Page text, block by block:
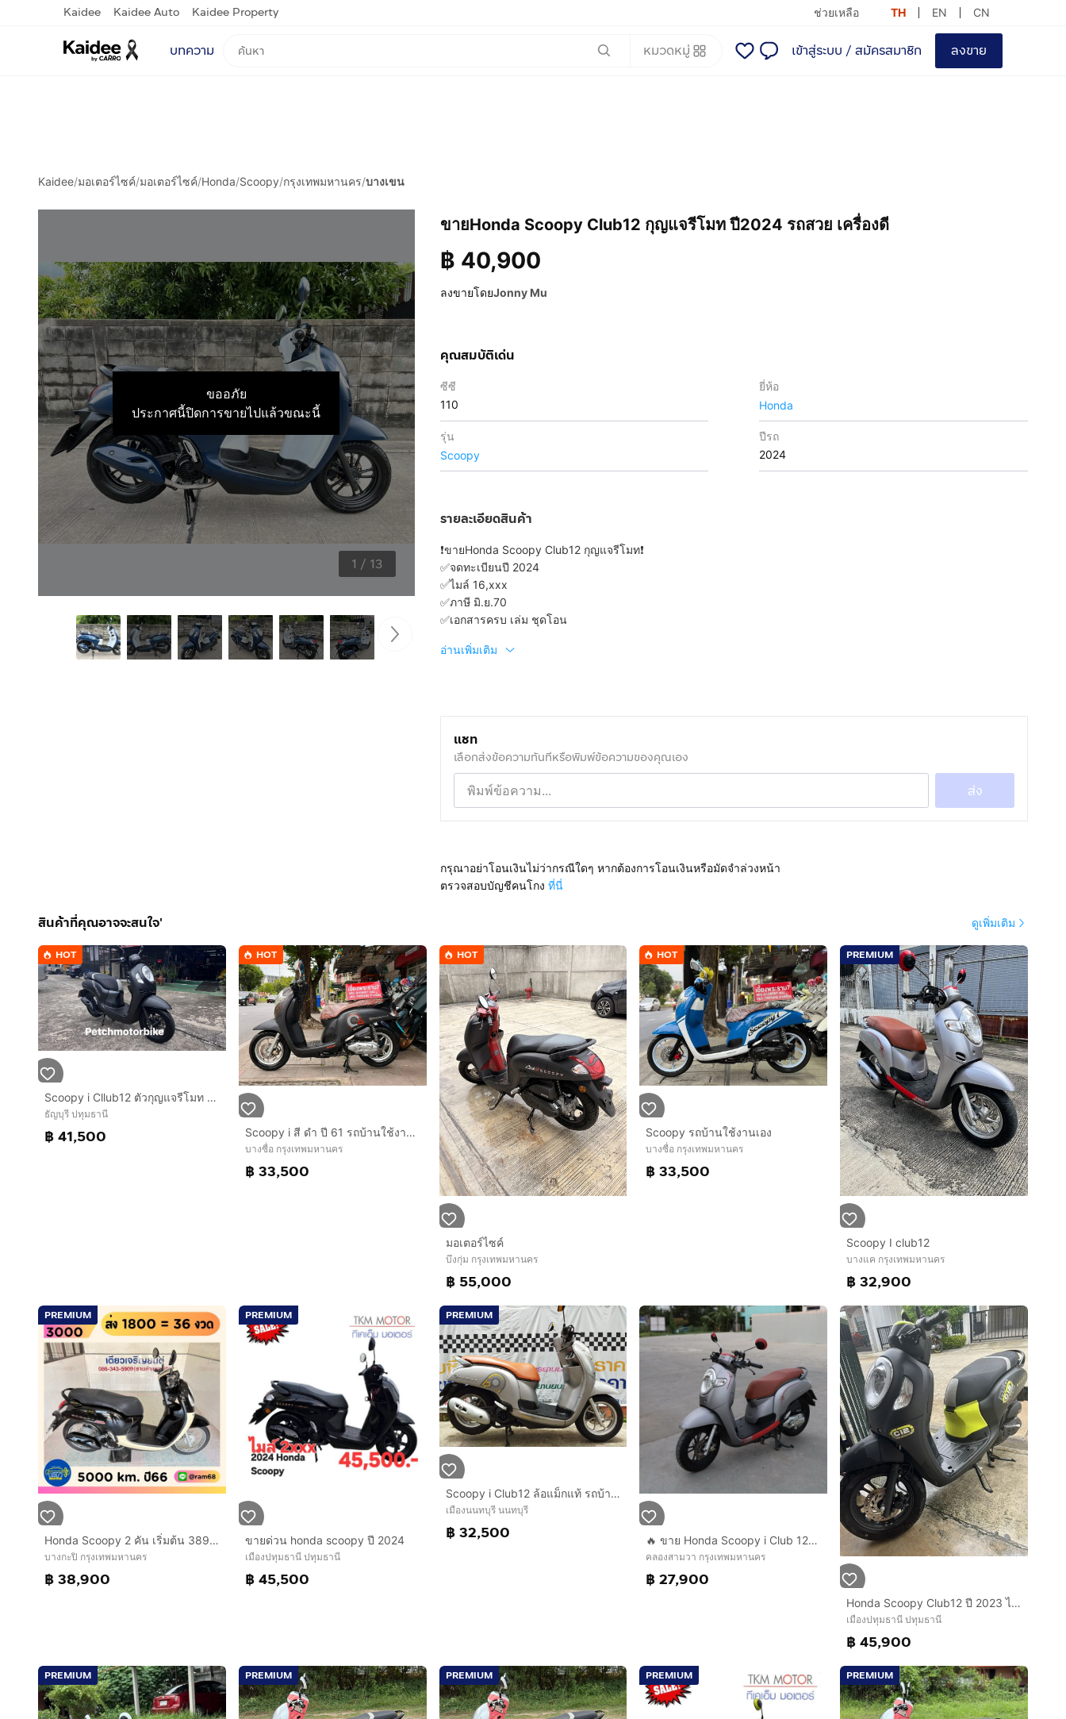
Kaidee Kaidee Auto Kaidee Property ช่วยเหลือ TH EN CN
บทความ หมวดหมู่ เข้าสู่ระบบ / สมัครสมาชิก ลงขาย
Kaidee/มอเตอร์ไซค์/มอเตอร์ไซค์/Honda/Scoopy/กรุงเทพมหานคร/บางเขน
ขออภัย
ประกาศนี้ปิดการขายไปแล้วขณะนี้
1 / 13
ขายHonda Scoopy Club12 กุญแจรีโมท ปี2024 รถสวย เครื่องดี
฿ 40,900
ลงขายโดยJonny Mu
คุณสมบัติเด่น
ซีซี
110
ยี่ห้อ
Honda
รุ่น
Scoopy
ปีรถ
2024
รายละเอียดสินค้า
❗️ขายHonda Scoopy Club12 กุญแจรีโมท❗️
✅จดทะเบียนปี 2024
✅ไมล์ 16,xxx
✅ภาษี มิ.ย.70
✅เอกสารครบ เล่ม ชุดโอน
อ่านเพิ่มเติม
แชท
เลือกส่งข้อความทันทีหรือพิมพ์ข้อความของคุณเอง
ส่ง
กรุณาอย่าโอนเงินไม่ว่ากรณีใดๆ หากต้องการโอนเงินหรือมัดจำล่วงหน้า
ตรวจสอบบัญชีคนโกง ที่นี่
สินค้าที่คุณอาจจะสนใจ' ดูเพิ่มเติม
HOT
Scoopy i Cllub12 ตัวกุญแจรีโมท ปี 2022เลขไมล์เพียง 2400 กิโล￼เท่านั้น
ธัญบุรี ปทุมธานี
฿ 41,500
HOT
Scoopy i สี ดำ ปี 61 รถบ้านใช้งานเองกุญแจแท้2ดอก
บางซื่อ กรุงเทพมหานคร
฿ 33,500
HOT
มอเตอร์ไซค์
บึงกุ่ม กรุงเทพมหานคร
฿ 55,000
HOT
Scoopy รถบ้านใช้งานเอง
บางซื่อ กรุงเทพมหานคร
฿ 33,500
PREMIUM
Scoopy I club12
บางแค กรุงเทพมหานคร
฿ 32,900
PREMIUM
Honda Scoopy 2 คัน เริ่มต้น 38900.-
บางกะปิ กรุงเทพมหานคร
฿ 38,900
PREMIUM
ขายด่วน honda scoopy ปี 2024
เมืองปทุมธานี ปทุมธานี
฿ 45,500
PREMIUM
Scoopy i Club12 ล้อแม็กแท้ รถบ้านสภาพดี สวยใส รถไม่เคยล้มไม่เคยชน
เมืองนนทบุรี นนทบุรี
฿ 32,500 🔥 ขาย Honda Scoopy i Club 12 ปี 2020 เจ้าของมือเดียว 🔥
คลองสามวา กรุงเทพมหานคร
฿ 27,900
Honda Scoopy Club12 ปี 2023 ไมล์ 4,443 กม. สภาพสวย พร้อมใช้งาน
เมืองปทุมธานี ปทุมธานี
฿ 45,900
PREMIUM PREMIUM PREMIUM PREMIUM PREMIUM